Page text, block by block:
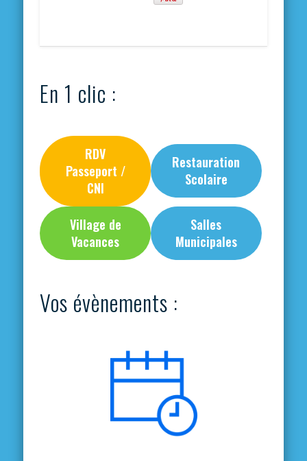
En 1 clic :
RDV
Passeport /
CNI
Restauration
Scolaire
Village de
Vacances
Salles
Municipales
Vos évènements :